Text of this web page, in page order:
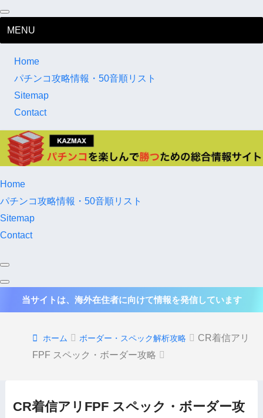
MENU
Home
パチンコ攻略情報・50音順リスト
Sitemap
Contact
Home
パチンコ攻略情報・50音順リスト
Sitemap
Contact
当サイトは、海外在住者に向けて情報を発信しています
ホーム ボーダー・スペック解析攻略
CR着信アリ
FPF スペック・ボーダー攻略
CR着信アリFPF スペック・ボーダー攻